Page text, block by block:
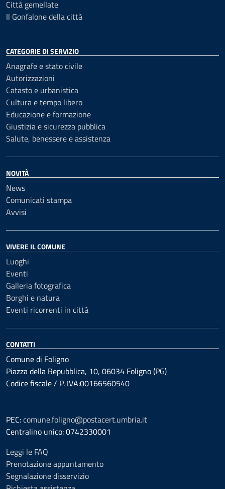
Città gemellate
Il Gonfalone della città
CATEGORIE DI SERVIZIO
Anagrafe e stato civile
Autorizzazioni
Catasto e urbanistica
Cultura e tempo libero
Educazione e formazione
Giustizia e sicurezza pubblica
Salute, benessere e assistenza
NOVITÀ
News
Comunicati stampa
Avvisi
VIVERE IL COMUNE
Luoghi
Eventi
Galleria fotografica
Borghi e natura
Eventi ricorrenti in città
CONTATTI
Comune di Foligno
Piazza della Repubblica, 10, 06034 Foligno (PG)
Codice fiscale / P. IVA:00166560540
PEC:comune.foligno@postacert.umbria.it
Centralino unico: 0742330001
Leggi le FAQ
Prenotazione appuntamento
Segnalazione disservizio